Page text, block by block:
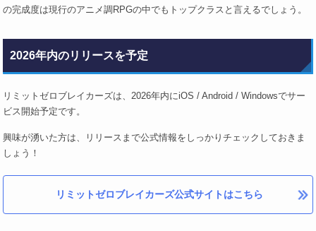
の完成度は現行のアニメ調RPGの中でもトップクラスと言えるでしょう。
2026年内のリリースを予定
リミットゼロブレイカーズは、2026年内にiOS / Android / Windowsでサー
ビス開始予定です。
興味が湧いた方は、リリースまで公式情報をしっかりチェックしておきま
しょう！
リミットゼロブレイカーズ公式サイトはこちら